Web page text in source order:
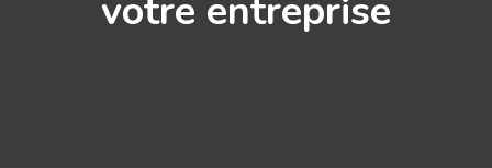
votre entreprise